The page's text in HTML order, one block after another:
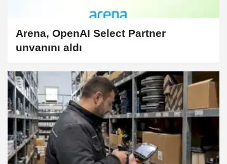
Arena, OpenAI Select Partner
unvanını aldı